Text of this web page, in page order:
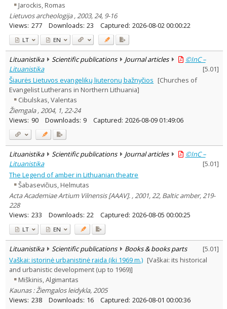
Jarockis, Romas
Lietuvos archeologija , 2003, 24, 9-16
Views: 277 Downloads: 23 Captured: 2026-08-02 00:00:22
LT EN
Lituanistika Scientific publications Journal articles
©InC –
Lituanistika
[5.01]
Šiaurės Lietuvos evangelikų liuteronų bažnyčios [Churches of
Evangelist Lutherans in Northern Lithuania]
Cibulskas, Valentas
Žiemgala , 2004, 1, 22-24
Views: 90 Downloads: 9 Captured: 2026-08-09 01:49:06
Lituanistika Scientific publications Journal articles
©InC –
Lituanistika
[5.01]
The Legend of amber in Lithuanian theatre
Šabasevičius, Helmutas
Acta Academiae Artium Vilnensis [AAAV]. , 2001, 22, Baltic amber, 219-
228
Views: 233 Downloads: 22 Captured: 2026-08-05 00:00:25
LT EN
Lituanistika Scientific publications Books & books parts [5.01]
Vaškai: istorinė urbanistinė raida (iki 1969 m.) [Vaškai: its historical
and urbanistic development (up to 1969)]
Miškinis, Algimantas
Kaunas : Žiemgalos leidykla, 2005
Views: 238 Downloads: 16 Captured: 2026-08-01 00:00:36